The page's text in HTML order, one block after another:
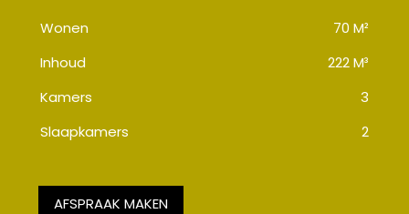
Wonen
70 M²
Inhoud
222 M³
Kamers
3
Slaapkamers
2
AFSPRAAK MAKEN